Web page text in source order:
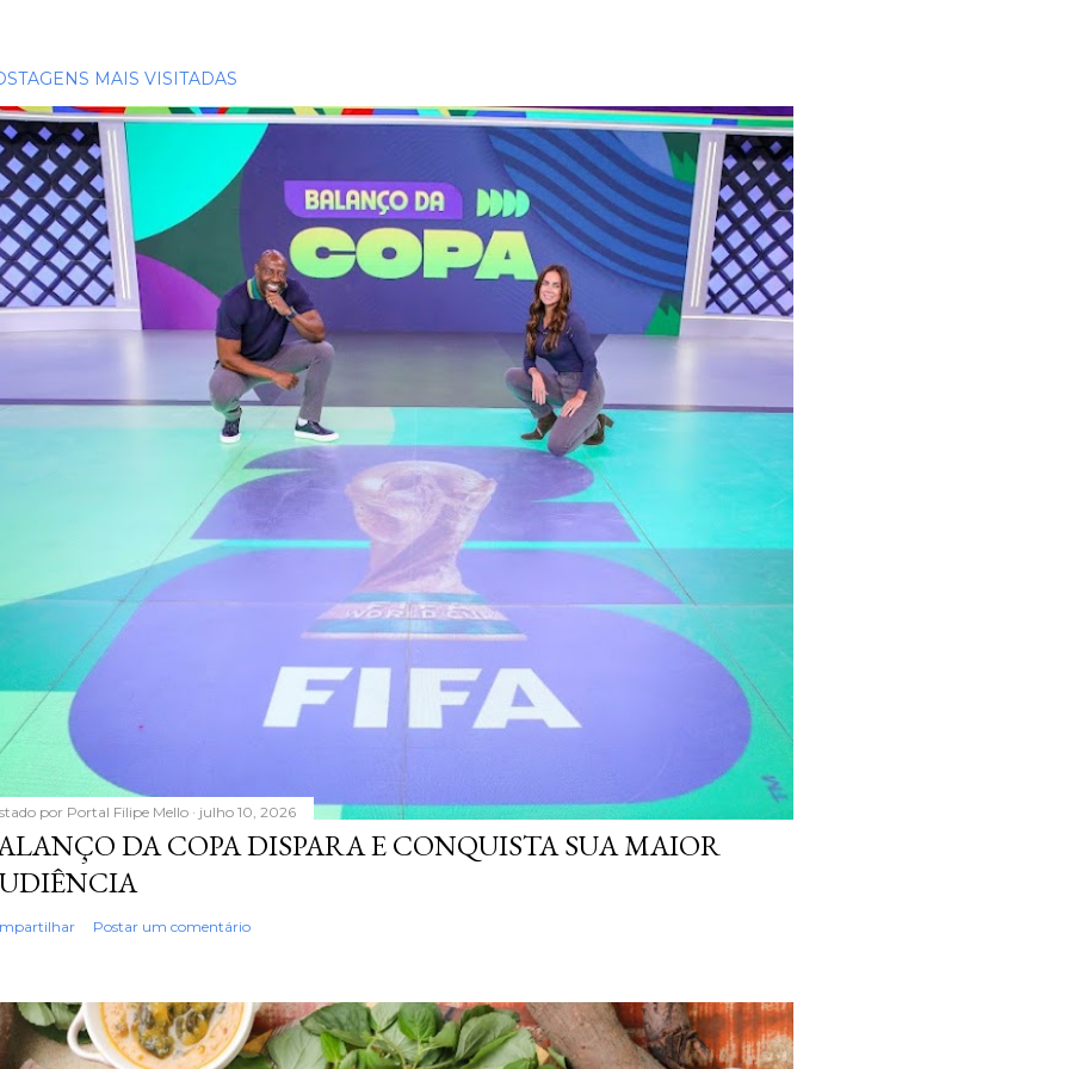
MAIS VISITADAS
por Portal Filipe Mello julho 10, 2026
DA COPA DISPARA E CONQUISTA SUA MAIOR
Postar um comentário